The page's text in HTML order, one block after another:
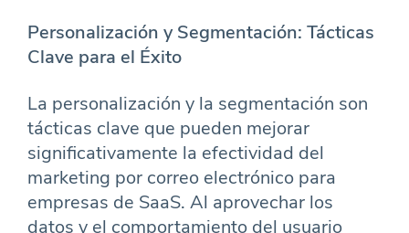
Personalización y Segmentación: Tácticas
Clave para el Éxito
La personalización y la segmentación son
tácticas clave que pueden mejorar
significativamente la efectividad del
marketing por correo electrónico para
empresas de SaaS. Al aprovechar los
datos y el comportamiento del usuario